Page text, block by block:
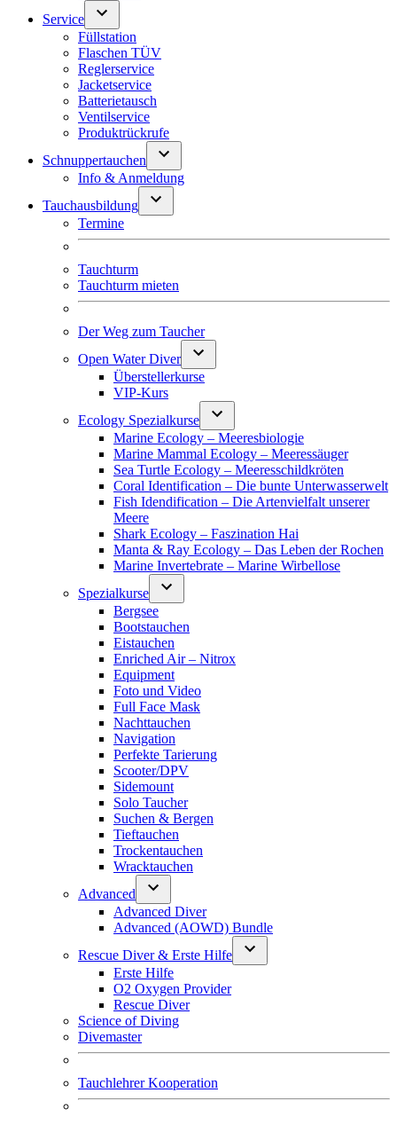
Service
Füllstation
Flaschen TÜV
Reglerservice
Jacketservice
Batterietausch
Ventilservice
Produktrückrufe
Schnuppertauchen
Info & Anmeldung
Tauchausbildung
Termine
Tauchturm
Tauchturm mieten
Der Weg zum Taucher
Open Water Diver
Überstellerkurse
VIP-Kurs
Ecology Spezialkurse
Marine Ecology – Meeresbiologie
Marine Mammal Ecology – Meeressäuger
Sea Turtle Ecology – Meeresschildkröten
Coral Identification – Die bunte Unterwasserwelt
Fish Idendification – Die Artenvielfalt unserer
Meere
Shark Ecology – Faszination Hai
Manta & Ray Ecology – Das Leben der Rochen
Marine Invertebrate – Marine Wirbellose
Spezialkurse
Bergsee
Bootstauchen
Eistauchen
Enriched Air – Nitrox
Equipment
Foto und Video
Full Face Mask
Nachttauchen
Navigation
Perfekte Tarierung
Scooter/DPV
Sidemount
Solo Taucher
Suchen & Bergen
Tieftauchen
Trockentauchen
Wracktauchen
Advanced
Advanced Diver
Advanced (AOWD) Bundle
Rescue Diver & Erste Hilfe
Erste Hilfe
O2 Oxygen Provider
Rescue Diver
Science of Diving
Divemaster
Tauchlehrer Kooperation